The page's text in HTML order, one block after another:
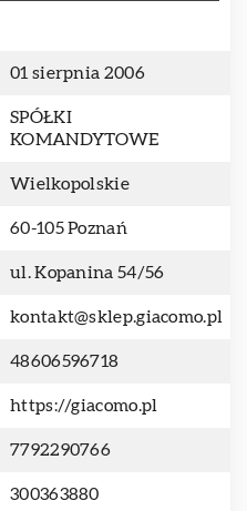
01 sierpnia 2006
SPÓŁKI
KOMANDYTOWE
Wielkopolskie
60-105 Poznań
ul. Kopanina 54/56
kontakt@sklep.giacomo.pl
48606596718
https://giacomo.pl
7792290766
300363880